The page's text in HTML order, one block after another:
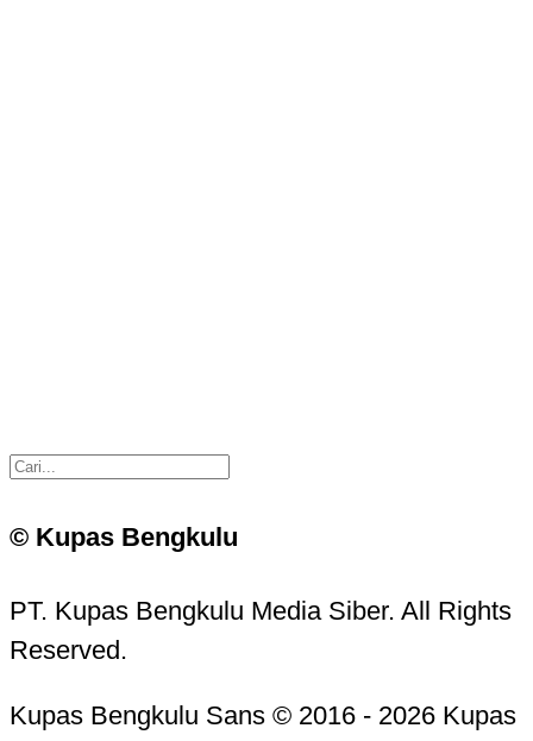
© Kupas Bengkulu
PT. Kupas Bengkulu Media Siber. All Rights
Reserved.
Kupas Bengkulu Sans © 2016 - 2026 Kupas